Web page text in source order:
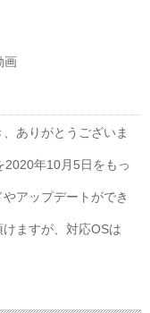
画
ありがとうございま
2020年10月5日をもっ
アップデートができ
ますが、対応OSは